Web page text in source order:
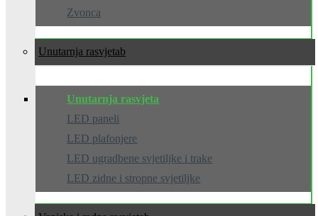
Zvonca
Unutarnja rasvjeta
Unutarnja rasvjeta
LED paneli
LED plafonjere
LED ugradbene svjetiljke i trake
LED zidne i stropne svjetiljke